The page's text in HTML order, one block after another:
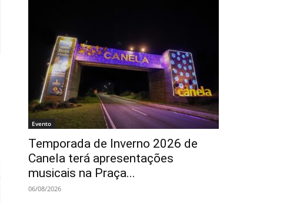
Evento
Temporada de Inverno 2026 de
Canela terá apresentações
musicais na Praça...
06/08/2026